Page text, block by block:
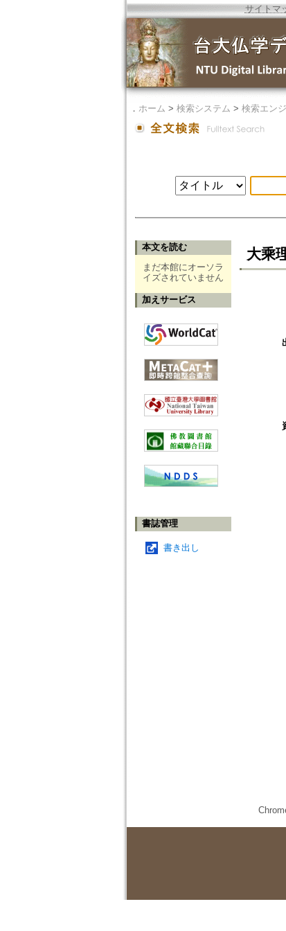
サイトマ
． ホーム > 検索システム > 検索エン
本文を読む
まだ本館にオーソラ
イズされていません
加えサービス
書誌管理
書き出し
大乘